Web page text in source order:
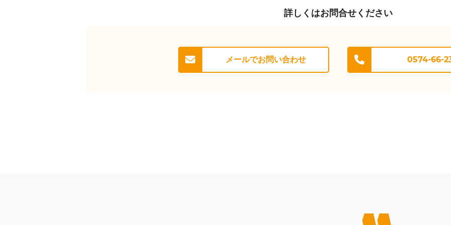
詳しくはお問合せください
メールでお問い合わせ 0574-66-